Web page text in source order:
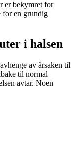
er bekymret for
for en grundig
i halsen
av årsaken til
til normal
avtar. Noen